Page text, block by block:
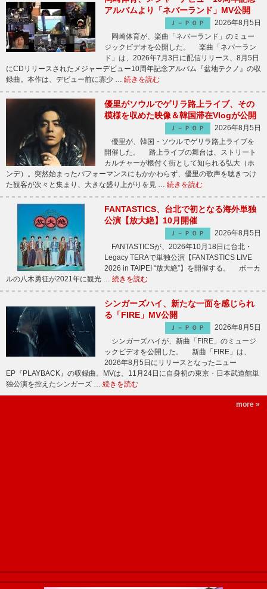
アルバムより「ネバーランド」MV公開
Ｊ－ＰＯＰ
2026年8月5日
岡崎体育が、楽曲「ネバーランド」のミュー
ジックビデオを公開した。 楽曲「ネバーラン
ド」は、2026年7月3日に配信リリース、8月5日
にCDリリースされたメジャーデビュー10周年記念アルバム『盆地テクノ』の収
録曲。本作は、デビュー前に寡少 … 続きを読む
優里がソウルでゲリラ路上ライブ、その
模様を収めた映像＆韓国滞在Vlogが公開
Ｊ－ＰＯＰ
2026年8月5日
優里が、韓国・ソウルでゲリラ路上ライブを
開催した。 路上ライブの舞台は、ストリート
カルチャーが根付く街として知られる弘大（ホ
ンデ）。突然始まったパフォーマンスにもかかわらず、優里の歌声を聴きつけ
た観客が次々と集まり、大きな盛り上がりを見 … 続きを読む
FANTASTICS、台北で初となる海外単独
公演【放大絶】10月開催
Ｊ－ＰＯＰ
2026年8月5日
FANTASTICSが、2026年10月18日に台北・
Legacy TERAで単独公演【FANTASTICS LIVE
2026 in TAIPEI “放大絶”】を開催する。 ボーカ
ルの八木勇征が2021年に観光 … 続きを読む
シンガーズハイ、新たな一面を感じられ
る「FIRE」MV公開
Ｊ－ＰＯＰ
2026年8月5日
シンガーズハイが、新曲「FIRE」のミュージ
ックビデオを公開した。 新曲「FIRE」は、
2026年8月5日にリリースとなったニュー
EP『PLAYBACK』の収録曲。MVは、11月24日に自身初の東京・日本武道館単
独公演を控えたシンガーズ … 続きを読む
more »